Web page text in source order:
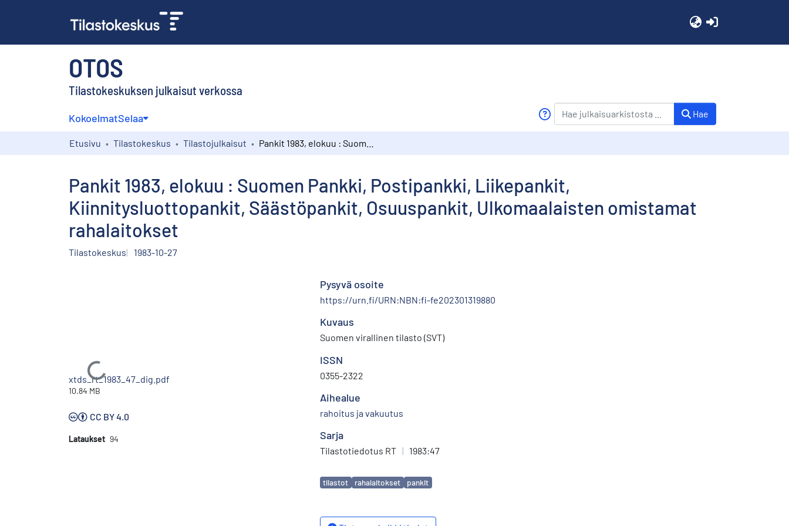
OTOS
Tilastokeskuksen julkaisut verkossa
KokoelmatSelaa Hae
Etusivu Tilastokeskus Tilastojulkaisut
Pankit 1983, elokuu : Suomen Pankki, Postipankki, Liikepankit,
Kiinnitysluottopankit, Säästöpankit, Osuuspankit, Ulkomaalaisten omistamat
rahalaitokset
Tilastokeskus 1983-10-27
Ladataan...
xtds_rt_1983_47_dig.pdf
10.84 MB
CC BY 4.0
Lataukset 94
Pysyvä osoite
https://urn.fi/URN:NBN:fi-fe202301319880
Kuvaus
Suomen virallinen tilasto (SVT)
ISSN
0355-2322
Aihealue
rahoitus ja vakuutus
Sarja
Tilastotiedotus RT | 1983:47
Avainsanat
tilastot rahalaitokset pankit